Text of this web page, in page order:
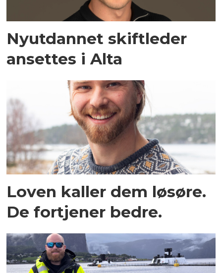
Nyutdannet skiftleder
ansettes i Alta
Loven kaller dem løsøre.
De fortjener bedre.